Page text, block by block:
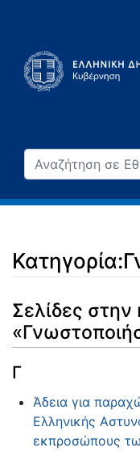
Μετάβαση σε:
Σελίδες στην
Γ
Άδεια για
Ελληνικής
εκπροσώπους